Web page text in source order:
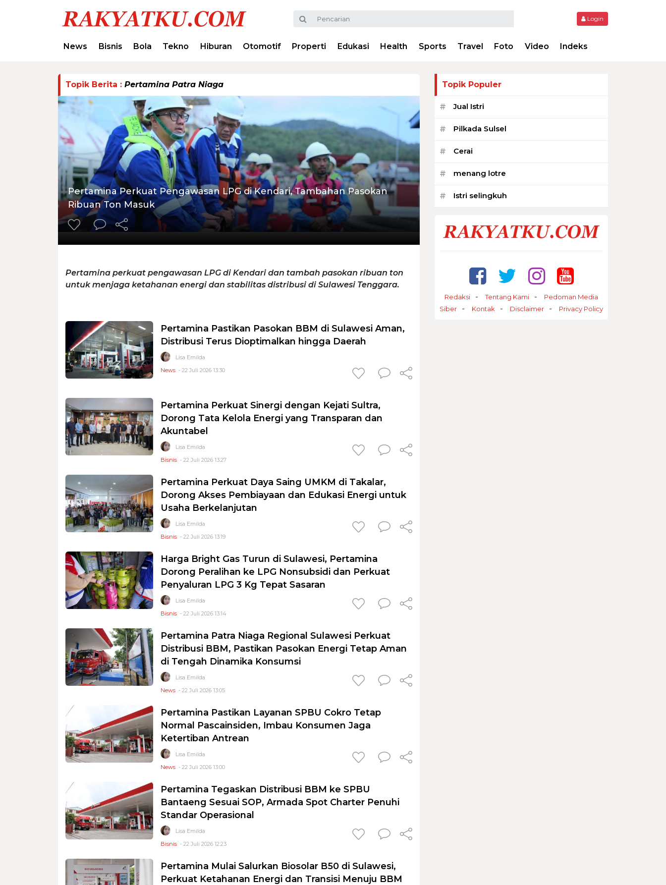
Login
News Bisnis Bola Tekno Hiburan Otomotif Properti Edukasi Health Sports Travel Foto Video Indeks
Topik Berita : Pertamina Patra Niaga
Pertamina Perkuat Pengawasan LPG di Kendari, Tambahan Pasokan
Ribuan Ton Masuk
Pertamina perkuat pengawasan LPG di Kendari dan tambah pasokan ribuan ton
untuk menjaga ketahanan energi dan stabilitas distribusi di Sulawesi Tenggara.
Pertamina Pastikan Pasokan BBM di Sulawesi Aman,
Distribusi Terus Dioptimalkan hingga Daerah
Lisa Emilda
News - 22 Juli 2026 13:30
Pertamina Perkuat Sinergi dengan Kejati Sultra,
Dorong Tata Kelola Energi yang Transparan dan
Akuntabel
Lisa Emilda
Bisnis - 22 Juli 2026 13:27
Pertamina Perkuat Daya Saing UMKM di Takalar,
Dorong Akses Pembiayaan dan Edukasi Energi untuk
Usaha Berkelanjutan
Lisa Emilda
Bisnis - 22 Juli 2026 13:19
Harga Bright Gas Turun di Sulawesi, Pertamina
Dorong Peralihan ke LPG Nonsubsidi dan Perkuat
Penyaluran LPG 3 Kg Tepat Sasaran
Lisa Emilda
Bisnis - 22 Juli 2026 13:14
Pertamina Patra Niaga Regional Sulawesi Perkuat
Distribusi BBM, Pastikan Pasokan Energi Tetap Aman
di Tengah Dinamika Konsumsi
Lisa Emilda
News - 22 Juli 2026 13:05
Pertamina Pastikan Layanan SPBU Cokro Tetap
Normal Pascainsiden, Imbau Konsumen Jaga
Ketertiban Antrean
Lisa Emilda
News - 22 Juli 2026 13:00
Pertamina Tegaskan Distribusi BBM ke SPBU
Bantaeng Sesuai SOP, Armada Spot Charter Penuhi
Standar Operasional
Lisa Emilda
Bisnis - 22 Juli 2026 12:23
Pertamina Mulai Salurkan Biosolar B50 di Sulawesi,
Perkuat Ketahanan Energi dan Transisi Menuju BBM
Topik Populer
# Jual Istri
# Pilkada Sulsel
# Cerai
# menang lotre
# Istri selingkuh
Redaksi Tentang Kami
Pedoman Media
Siber
Kontak Disclaimer Privacy Policy